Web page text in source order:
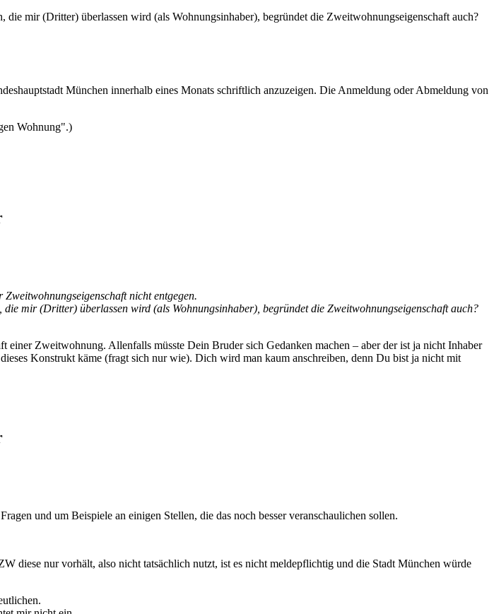
mir (Dritter) überlassen wird (als Wohnungsinhaber), begründet die Zweitwohnungseigenschaft auch?
München innerhalb eines Monats schriftlich anzuzeigen. Die Anmeldung oder Abmeldung von
Wohnung".)
nicht entgegen.
mir (Dritter) überlassen wird (als Wohnungsinhaber), begründet die Zweitwohnungseigenschaft auch?
Zweitwohnung. Allenfalls müsste Dein Bruder sich Gedanken machen – aber der ist ja nicht Inhaber
Konstrukt käme (fragt sich nur wie). Dich wird man kaum anschreiben, denn Du bist ja nicht mit
und um Beispiele an einigen Stellen, die das noch besser veranschaulichen sollen.
diese nur vorhält, also nicht tatsächlich nutzt, ist es nicht meldepflichtig und die Stadt München würde